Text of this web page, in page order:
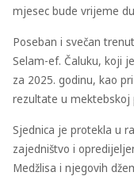
mjesec bude vrijeme
Poseban i svečan
Selam-ef. Čaluku, koji
za 2025. godinu, kao
rezultate u mektebskoj
Sjednica je protekla u
zajedništvo i
Medžlisa i njegovih